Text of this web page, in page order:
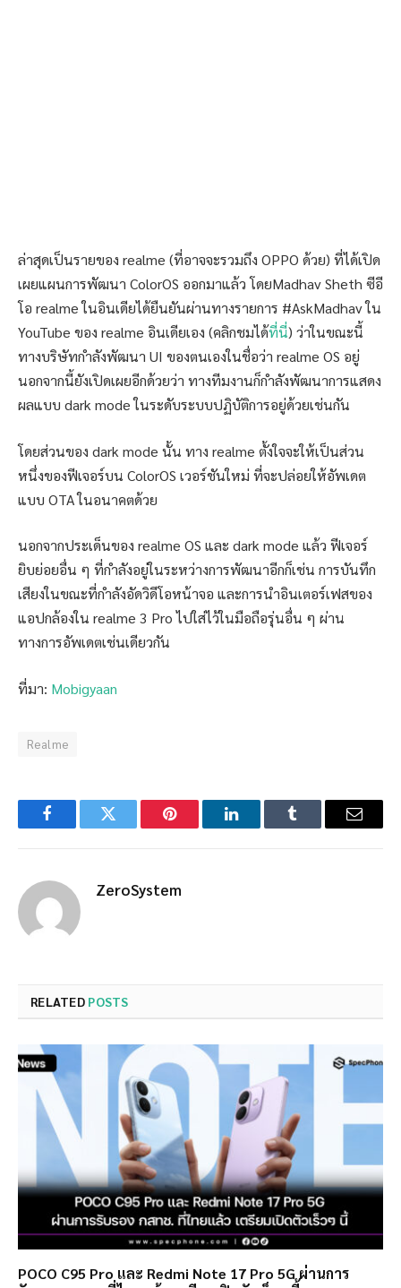
ล่าสุดเป็นรายของ realme (ที่อาจจะรวมถึง OPPO ด้วย) ที่ได้เปิด
เผยแผนการพัฒนา ColorOS ออกมาแล้ว โดยMadhav Sheth ซีอี
โอ realme ในอินเดียได้ยืนยันผ่านทางรายการ #AskMadhav ใน
YouTube ของ realme อินเดียเอง (คลิกชมได้ที่นี่) ว่าในขณะนี้
ทางบริษัทกำลังพัฒนา UI ของตนเองในชื่อว่า realme OS อยู่
นอกจากนี้ยังเปิดเผยอีกด้วยว่า ทางทีมงานก็กำลังพัฒนาการแสดง
ผลแบบ dark mode ในระดับระบบปฏิบัติการอยู่ด้วยเช่นกัน
โดยส่วนของ dark mode นั้น ทาง realme ตั้งใจจะให้เป็นส่วน
หนึ่งของฟีเจอร์บน ColorOS เวอร์ชันใหม่ ที่จะปล่อยให้อัพเดต
แบบ OTA ในอนาคตด้วย
นอกจากประเด็นของ realme OS และ dark mode แล้ว ฟีเจอร์
ยิบย่อยอื่น ๆ ที่กำลังอยู่ในระหว่างการพัฒนาอีกก็เช่น การบันทึก
เสียงในขณะที่กำลังอัดวิดีโอหน้าจอ และการนำอินเตอร์เฟสของ
แอปกล้องใน realme 3 Pro ไปใส่ไว้ในมือถือรุ่นอื่น ๆ ผ่าน
ทางการอัพเดตเช่นเดียวกัน
ที่มา: Mobigyaan
Realme
FacebookTwitter Pinterest LinkedInTumblr Email
ZeroSystem
RELATED POSTS
POCO C95 Pro และ Redmi Note 17 Pro 5G ผ่านการ